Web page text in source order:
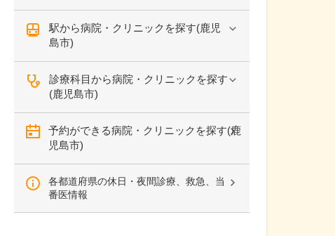
駅から病院・クリニックを探す(鹿児
島市)
診療科目から病院・クリニックを探す
(鹿児島市)
予約ができる病院・クリニックを探す(鹿
児島市)
各都道府県の休日・夜間診療、救急、当
番医情報